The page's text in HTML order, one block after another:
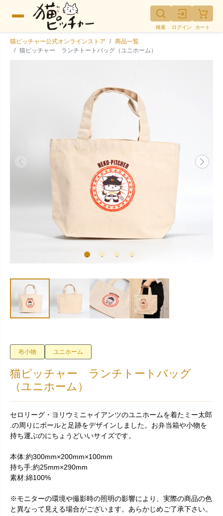
検索 ログイン カート
猫ピッチャー公式オンラインストア
商品一覧
猫ピッチャー ランチトートバッグ（ユニホーム）
布小物 ユニホーム
猫ピッチャー ランチトートバッグ
（ユニホーム）
セロリーグ・ヨリウミニャイアンツのユニホームを着たミー太郎
.の周りにボールと足跡をデザインしました。お弁当箱や小物を
持ち運ぶのにちょうどいいサイズです。
本体:約300mm×200mm×100mm
持ち手:約25mm×290mm
素材:綿100%
※モニターの環境や撮影時の照明の影響により、実際の商品の色
と異なって見える場合がございます。あらかじめご了承下さい。